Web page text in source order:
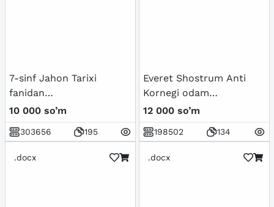
7-sinf Jahon Tarixi
fanidan
mavzulashtirilgan test
savollar to'plami
10 000 so’m
303656 195
Everet Shostrum Anti
Kornegi odam
manipulyator
12 000 so’m
198502 134
.docx .docx